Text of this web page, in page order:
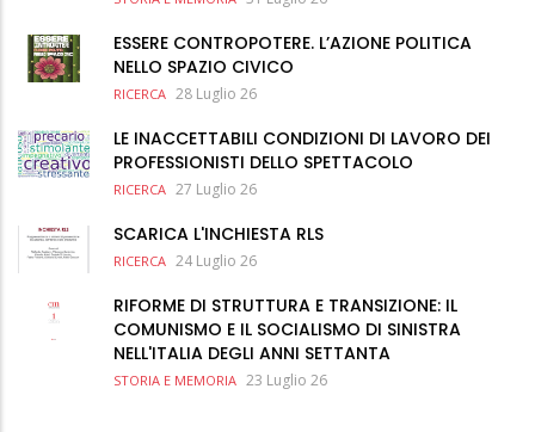
ESSERE CONTROPOTERE. L’AZIONE POLITICA
NELLO SPAZIO CIVICO
RICERCA 28 Luglio 26
LE INACCETTABILI CONDIZIONI DI LAVORO DEI
PROFESSIONISTI DELLO SPETTACOLO
RICERCA 27 Luglio 26
SCARICA L'INCHIESTA RLS
RICERCA 24 Luglio 26
RIFORME DI STRUTTURA E TRANSIZIONE: IL
COMUNISMO E IL SOCIALISMO DI SINISTRA
NELL'ITALIA DEGLI ANNI SETTANTA
STORIA E MEMORIA 23 Luglio 26